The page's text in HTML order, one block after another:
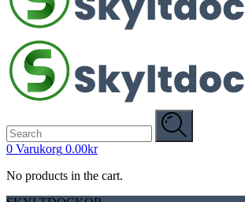
for:
0 Varukorg 0.00kr
No products in the cart.